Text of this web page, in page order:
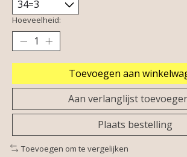
Hoeveelheid:
Toevoegen aan
Aan verlanglijst
Plaats bestelling
Toevoegen om te vergelijken